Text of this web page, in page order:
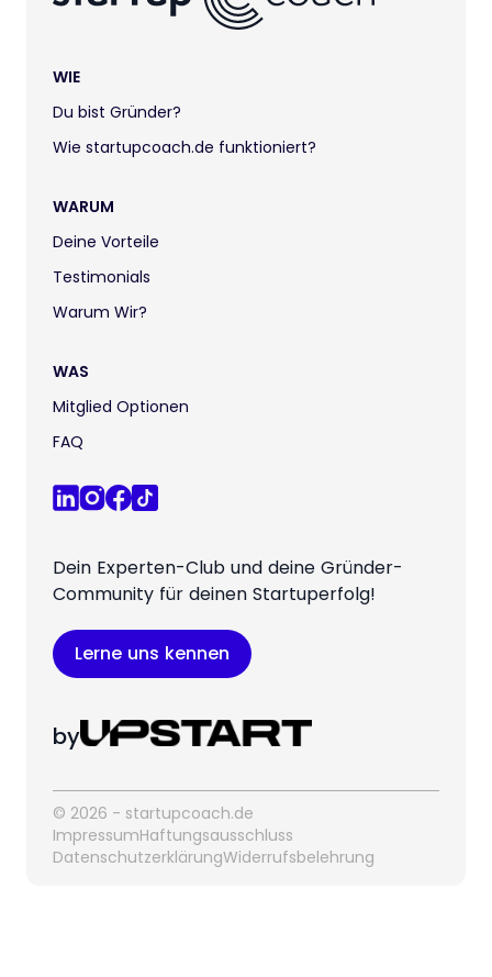
WIE
Du bist Gründer?
Wie startupcoach.de funktioniert?
WARUM
Deine Vorteile
Testimonials
Warum Wir?
WAS
Mitglied Optionen
FAQ
Dein Experten-Club und deine Gründer-
Community für deinen Startuperfolg!
Lerne uns kennen
by
© 2026 - startupcoach.de
ImpressumHaftungsausschluss
DatenschutzerklärungWiderrufsbelehrung